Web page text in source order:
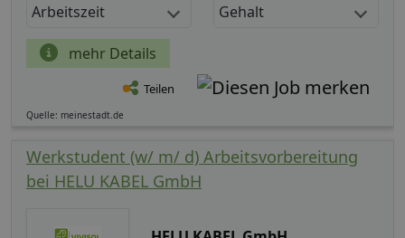
Arbeitszeit Gehalt
mehr Details
Teilen
Quelle: meinestadt.de
Werkstudent (w/ m/ d) Arbeitsvorbereitung
bei HELU KABEL GmbH